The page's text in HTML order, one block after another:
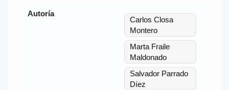
Autoría
Carlos Closa
Montero
Marta Fraile
Maldonado
Salvador Parrado
Díez